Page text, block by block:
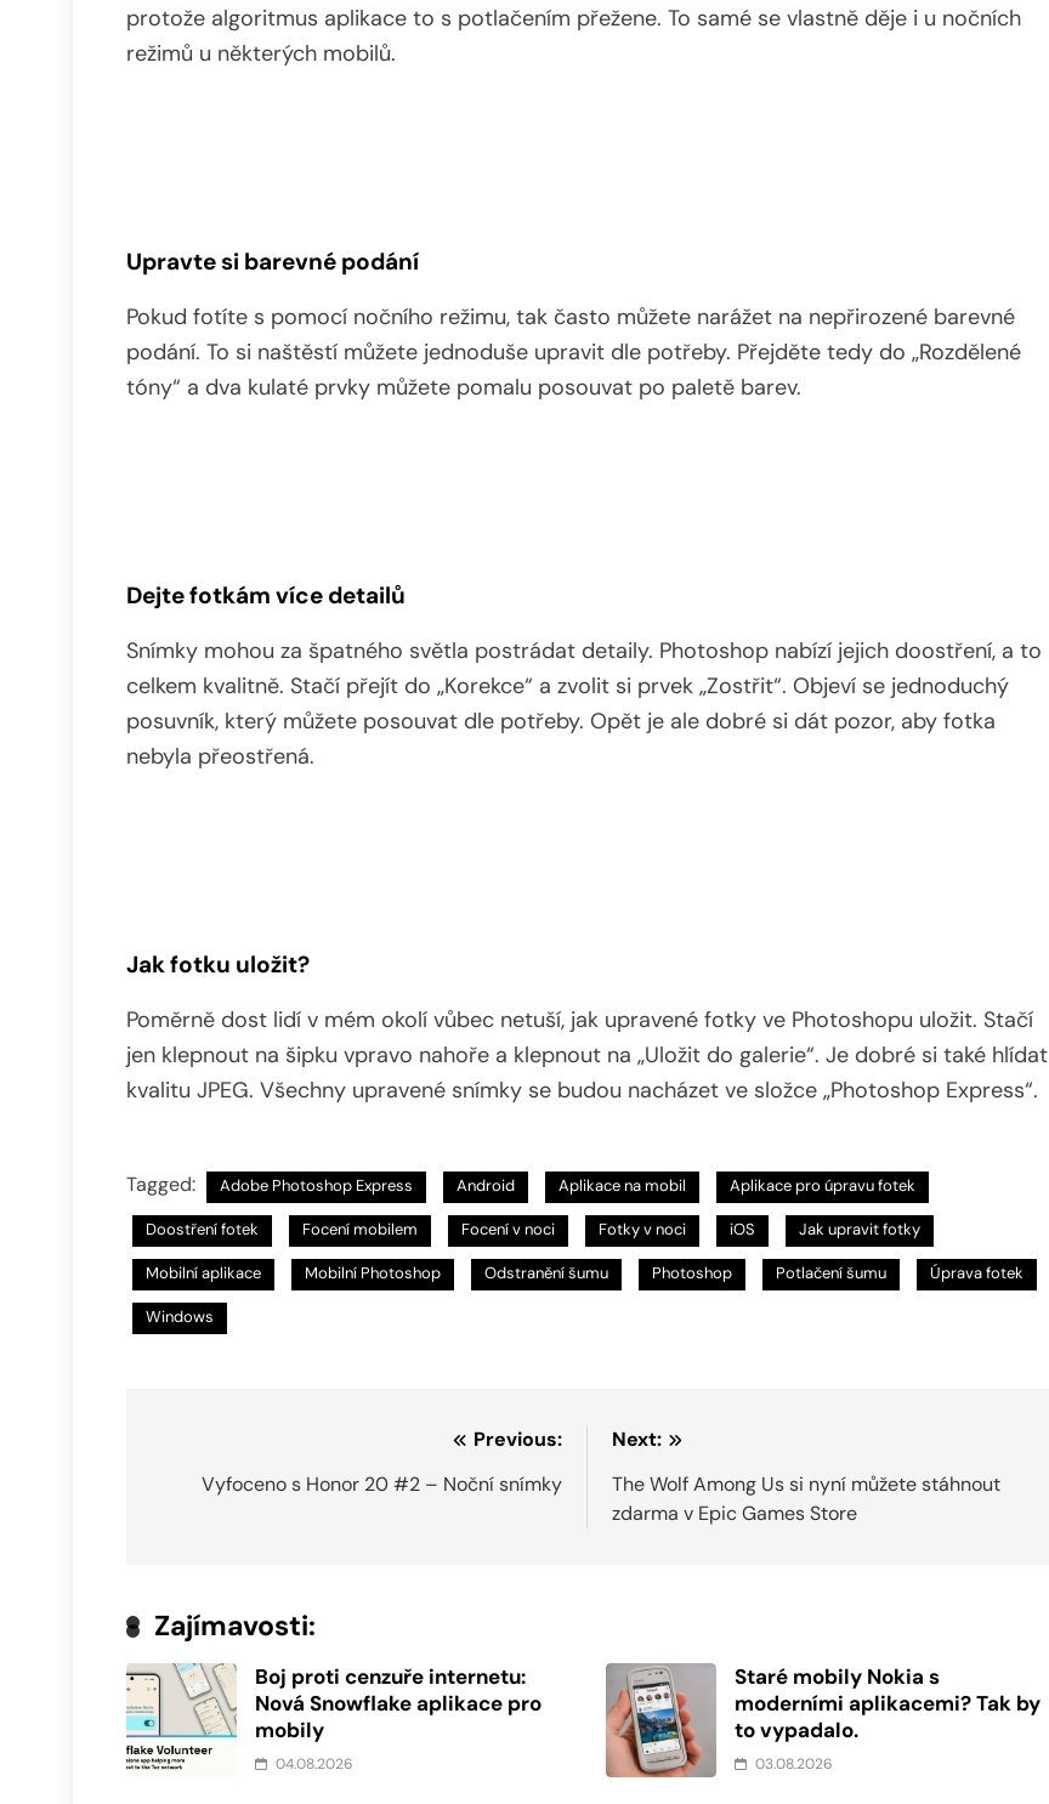
protože algoritmus aplikace to s potlačením přežene. To samé se vlastně děje i u nočních
režimů u některých mobilů.
Upravte si barevné podání
Pokud fotíte s pomocí nočního režimu, tak často můžete narážet na nepřirozené barevné
podání. To si naštěstí můžete jednoduše upravit dle potřeby. Přejděte tedy do „Rozdělené
tóny“ a dva kulaté prvky můžete pomalu posouvat po paletě barev.
Dejte fotkám více detailů
Snímky mohou za špatného světla postrádat detaily. Photoshop nabízí jejich doostření, a to
celkem kvalitně. Stačí přejít do „Korekce“ a zvolit si prvek „Zostřit“. Objeví se jednoduchý
posuvník, který můžete posouvat dle potřeby. Opět je ale dobré si dát pozor, aby fotka
nebyla přeostřená.
Jak fotku uložit?
Poměrně dost lidí v mém okolí vůbec netuší, jak upravené fotky ve Photoshopu uložit. Stačí
jen klepnout na šipku vpravo nahoře a klepnout na „Uložit do galerie“. Je dobré si také hlídat
kvalitu JPEG. Všechny upravené snímky se budou nacházet ve složce „Photoshop Express“.
Tagged: Adobe Photoshop Express Android Aplikace na mobil Aplikace pro úpravu fotek
Doostření fotek Focení mobilem Focení v noci Fotky v noci iOS Jak upravit fotky
Mobilní aplikace Mobilní Photoshop Odstranění šumu Photoshop Potlačení šumu Úprava fotek
Windows
Previous:
Vyfoceno s Honor 20 #2 – Noční snímky
Next:
The Wolf Among Us si nyní můžete stáhnout
zdarma v Epic Games Store
Zajímavosti:
Boj proti cenzuře internetu:
Nová Snowflake aplikace pro
mobily
04.08.2026
Staré mobily Nokia s
moderními aplikacemi? Tak by
to vypadalo.
03.08.2026